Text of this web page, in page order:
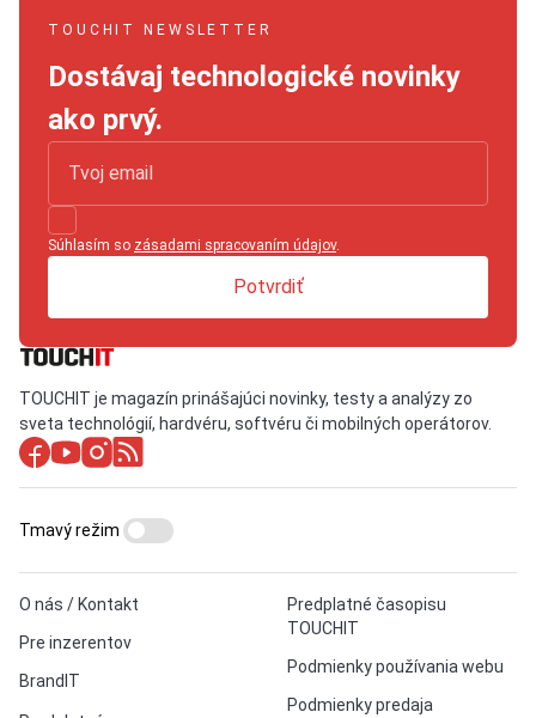
TOUCHIT NEWSLETTER
Dostávaj technologické novinky
ako prvý.
Súhlasím so zásadami spracovaním údajov.
Potvrdiť
TOUCHIT je magazín prinášajúci novinky, testy a analýzy zo
sveta technológií, hardvéru, softvéru či mobilných operátorov.
O nás / Kontakt
Pre inzerentov
BrandIT
Predplatné časopisu
TOUCHIT
Podmienky používania webu
Podmienky predaja
Tmavý režim